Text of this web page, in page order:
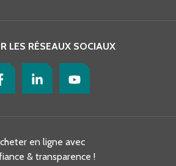
LES RÉSEAUX SOCIAUX
en ligne avec
& transparence !